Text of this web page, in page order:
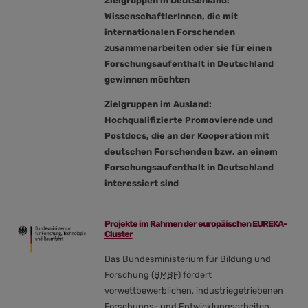
WissenschaftlerInnen, die mit
internationalen Forschenden
zusammenarbeiten oder sie für einen
Forschungsaufenthalt in Deutschland
gewinnen möchten
Zielgruppen im Ausland:
Hochqualifizierte Promovierende und
Postdocs, die an der Kooperation mit
deutschen Forschenden bzw. an einem
Forschungsaufenthalt in Deutschland
interessiert sind
Projekte im Rahmen der europäischen EUREKA-
Cluster
Das Bundesministerium für Bildung und
Forschung (BMBF) fördert
vorwettbewerblichen, industriegetriebenen